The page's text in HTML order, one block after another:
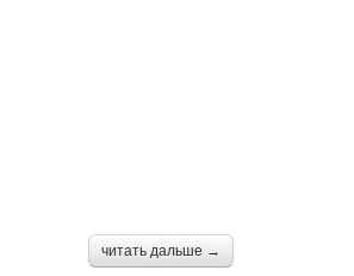
читать дальше →